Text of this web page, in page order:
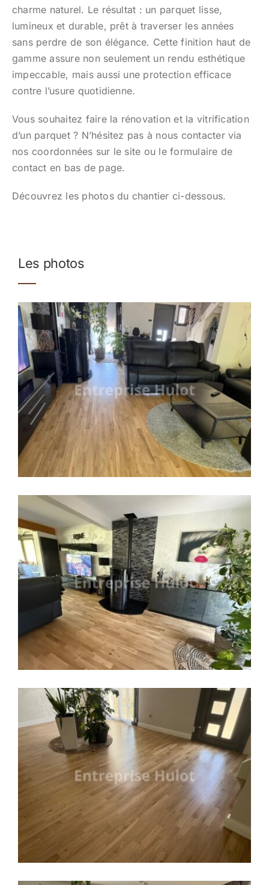
charme naturel. Le résultat : un parquet lisse,
lumineux et durable, prêt à traverser les années
sans perdre de son élégance. Cette finition haut de
gamme assure non seulement un rendu esthétique
impeccable, mais aussi une protection efficace
contre l’usure quotidienne.
Vous souhaitez faire la rénovation et la vitrification
d’un parquet ? N’hésitez pas à nous contacter via
nos coordonnées sur le site ou le formulaire de
contact en bas de page.
Découvrez les photos du chantier ci-dessous.
Les photos